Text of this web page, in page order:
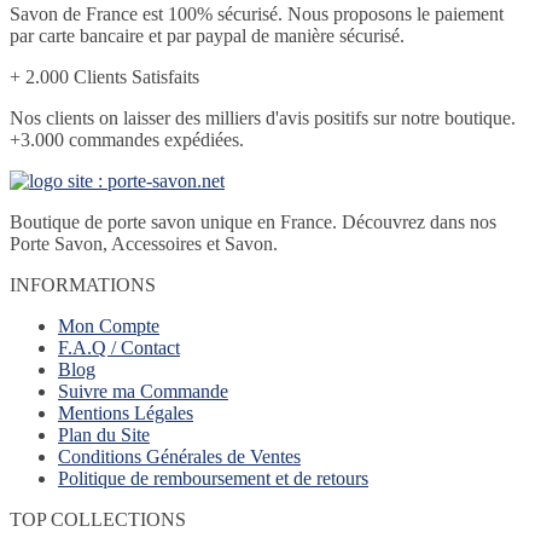
Savon de France est 100% sécurisé. Nous proposons le paiement
par carte bancaire et par paypal de manière sécurisé.
+ 2.000 Clients Satisfaits
Nos clients on laisser des milliers d'avis positifs sur notre boutique.
+3.000 commandes expédiées.
Boutique de porte savon unique en France. Découvrez dans nos
Porte Savon, Accessoires et Savon.
INFORMATIONS
Mon Compte
F.A.Q / Contact
Blog
Suivre ma Commande
Mentions Légales
Plan du Site
Conditions Générales de Ventes
Politique de remboursement et de retours
TOP COLLECTIONS